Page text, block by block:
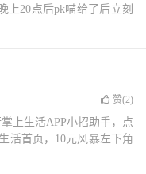
上20点后pk喵给了后立刻
赞(2)
上生活APP小招助手，点
活首页，10元风暴左下角